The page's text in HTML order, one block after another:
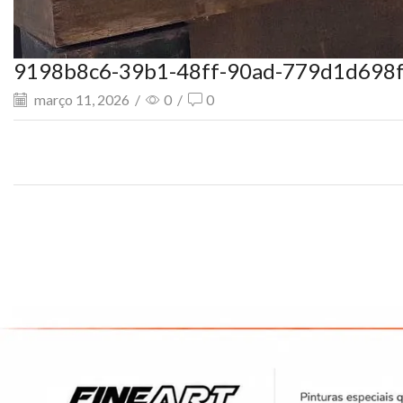
9198b8c6-39b1-48ff-90ad-
março 11, 2026 / 0 / 0